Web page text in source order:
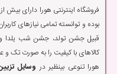
فروشگاه اینترنتی هورا دارای بیش از 15 سال سابقه در
بوده و توانسته تمامی نیازهای
قبیل جشن تولد، جشن شب
کالاهای با کیفیت را به صورت تک و
هورا تنوعی بینظیر در وسایل